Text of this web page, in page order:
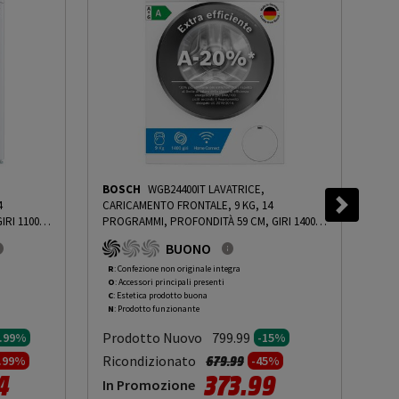
1100
da
BOSCH WGB24400IT LAVATRICE,
CARICAMENTO FRONTALE, 9 KG, 14
PROGRAMMI, PROFONDITÀ 59 CM, GIRI 1400
RPM, BIANCO, LIVELLO RUMOROSITÀ
CENTRIFUGA 70 DB(A), CLASSE A - PRMG
GRADING ROCN - 15%-PRMG GRADING ROCN
- 15%
BUONO
R: Confezione non originale integra
O: Accessori principali presenti
C: Estetica prodotto buona
N: Prodotto funzionante
Prodotto Nuovo 799.99 -15%
Ricondizionato Prezzo ridotto da
679.99a-45%
In Promozione 373.99